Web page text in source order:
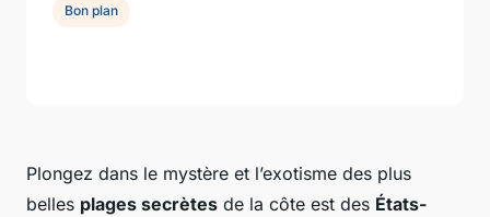
Plongez dans le mystère et l’exotisme des plus
belles plages secrètes de la côte est des États-
Bon plan